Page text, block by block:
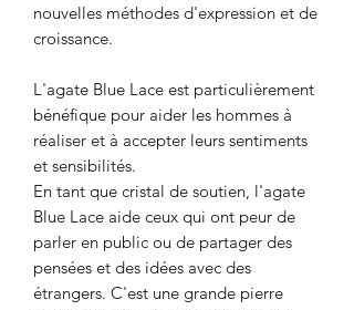
nouvelles méthodes d'expression et de
croissance.
L'agate Blue Lace est particulièrement
bénéfique pour aider les hommes à
réaliser et à accepter leurs sentiments
et sensibilités.
En tant que cristal de soutien, l'agate
Blue Lace aide ceux qui ont peur de
parler en public ou de partager des
pensées et des idées avec des
étrangers. C'est une grande pierre